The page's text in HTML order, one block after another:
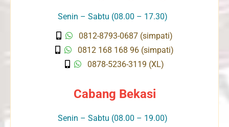
Senin – Sabtu (08.00 – 17.30)
0812-8793-0687 (simpati)
0812 168 168 96 (simpati)
0878-5236-3119 (XL)
Cabang Bekasi
Senin – Sabtu (08.00 – 19.00)